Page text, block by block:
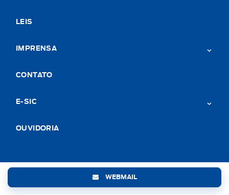
LEIS
IMPRENSA
CONTATO
E-SIC
OUVIDORIA
WEBMAIL